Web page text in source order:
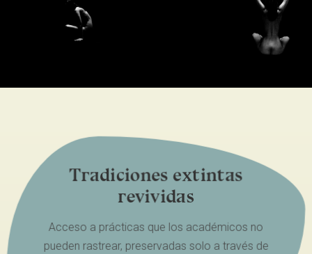
Tradiciones extintas
revividas
Acceso a prácticas que los académicos no
pueden rastrear, preservadas solo a través de